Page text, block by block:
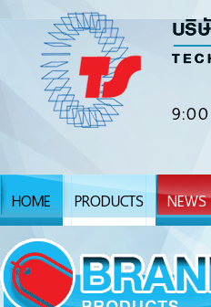
HOME PRODUCTS